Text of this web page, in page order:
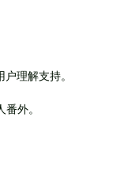
理解支持。
番外。